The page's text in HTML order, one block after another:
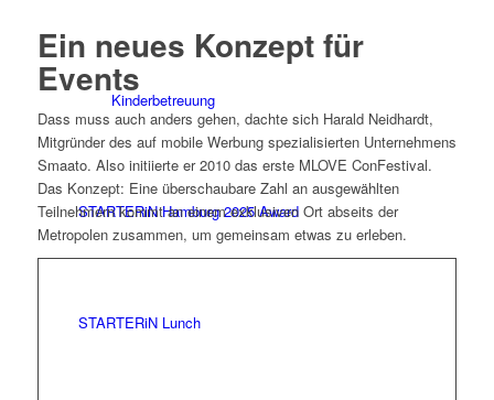
Kinderbetreuung
STARTERiN Hamburg 2025 Award
STARTERiN Lunch
Ein neues Konzept für
Events
Dass muss auch anders gehen, dachte sich Harald Neidhardt,
Mitgründer des auf mobile Werbung spezialisierten Unternehmens
Smaato. Also initiierte er 2010 das erste MLOVE ConFestival.
Das Konzept: Eine überschaubare Zahl an ausgewählten
Teilnehmern kommt an einem exklusiven Ort abseits der
Metropolen zusammen, um gemeinsam etwas zu erleben.